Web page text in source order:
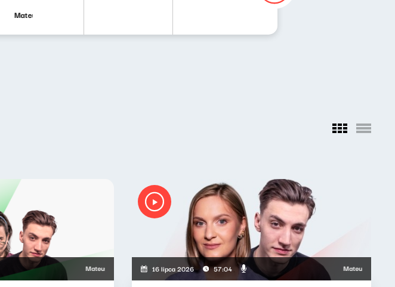
Mateusz Andruszkiewicz, Marcin Mann, Maciej Jankowski
Mateusz Andruszkiewicz, Marcin Mann, Zuzanna Iłenda
16 lipca 2026 57:04 Mateusz